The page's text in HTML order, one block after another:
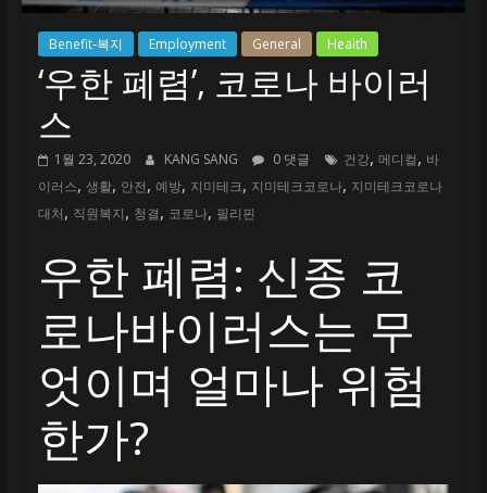
Creation
Benefit-복지 Employment General Health
‘우한 폐렴’, 코로나 바이러
스
1월 23, 2020 KANG SANG 0 댓글 건강, 메디컬, 바
이러스, 생활, 안전, 예방, 지미테크, 지미테크코로나, 지미테크코로나
대처, 직원복지, 청결, 코로나, 필리핀
우한 폐렴: 신종 코
로나바이러스는 무
엇이며 얼마나 위험
한가?